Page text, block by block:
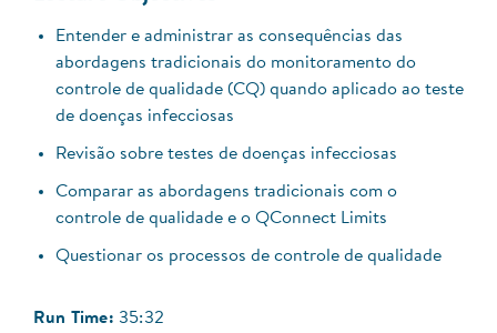
Entender e administrar as consequências das
abordagens tradicionais do monitoramento do
controle de qualidade (CQ) quando aplicado ao teste
de doenças infecciosas
Revisão sobre testes de doenças infecciosas
Comparar as abordagens tradicionais com o
controle de qualidade e o QConnect Limits
Questionar os processos de controle de qualidade
Run Time: 35:32